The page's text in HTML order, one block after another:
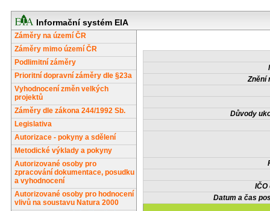
Informační systém EIA
Záměry na území ČR
Záměry mimo území ČR
Podlimitní záměry
Prioritní dopravní záměry dle §23a
Vyhodnocení změn velkých
projektů
Záměry dle zákona 244/1992 Sb.
Legislativa
Autorizace - pokyny a sdělení
Metodické výklady a pokyny
Autorizované osoby pro
zpracování dokumentace, posudku
a vyhodnocení
Autorizované osoby pro hodnocení
vlivů na soustavu Natura 2000
Znění
Důvody
IČO
Datum a čas